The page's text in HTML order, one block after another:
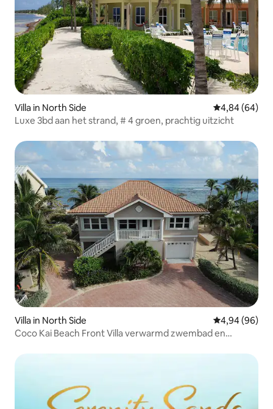
Villa in North Side Gemiddelde
4,84 (64)
Luxe 3bd aan het strand, # 4 groen, prachtig uitzicht
Villa in North Side Gemiddelde
4,94 (96)
Coco Kai Beach Front Villa verwarmd zwembad en